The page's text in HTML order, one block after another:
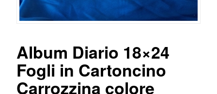
Album Diario 18×24
Fogli in Cartoncino
Carrozzina colore